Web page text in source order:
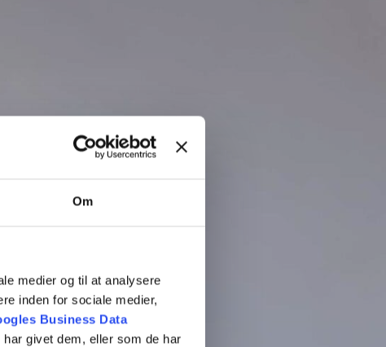
Om
medier og til at analysere
inden for sociale medier,
Business Data
givet dem, eller som de har